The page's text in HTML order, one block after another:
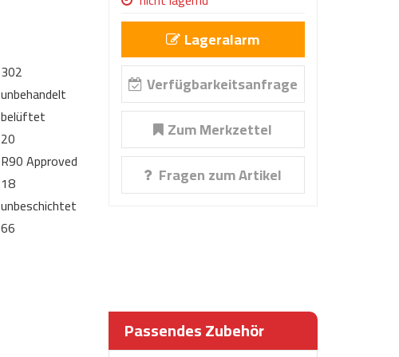
302
unbehandelt
belüftet
20
R90 Approved
18
unbeschichtet
66
Lageralarm
Verfügbarkeitsanfrage
Zum Merkzettel
Fragen zum Artikel
Passendes Zubehör